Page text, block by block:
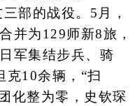
部的战役。5月，
并为129师新8旅，
军集结步兵、骑
克10余辆，“扫
化整为零，史钦琛